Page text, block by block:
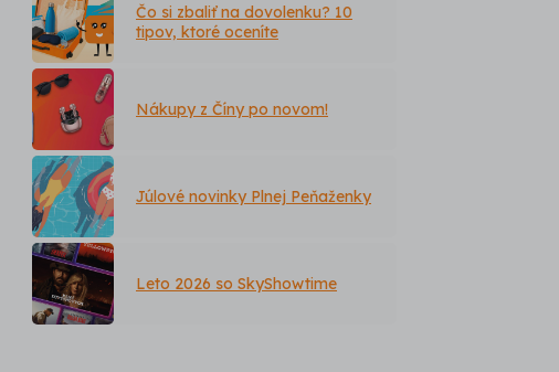
Čo si zbaliť na dovolenku? 10
tipov, ktoré oceníte
Nákupy z Číny po novom!
Júlové novinky Plnej Peňaženky
Leto 2026 so SkyShowtime